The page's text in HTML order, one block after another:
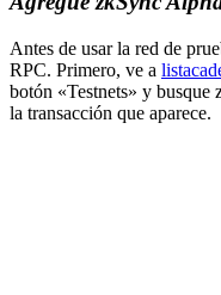
Antes de usar la red de
RPC. Primero, ve a
botón «Testnets» y
la transacción que aparece.